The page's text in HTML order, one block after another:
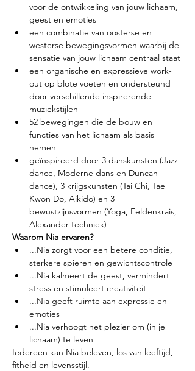
voor de ontwikkeling van jouw lichaam,
geest en emoties
een combinatie van oosterse en
westerse bewegingsvormen waarbij de
sensatie van jouw lichaam centraal staat
een organische en expressieve work-
out op blote voeten en ondersteund
door verschillende inspirerende
muziekstijlen
52 bewegingen die de bouw en
functies van het lichaam als basis
nemen
geïnspireerd door 3 danskunsten (Jazz
dance, Moderne dans en Duncan
dance), 3 krijgskunsten (Tai Chi, Tae
Kwon Do, Aikido) en 3
bewustzijnsvormen (Yoga, Feldenkrais,
Alexander techniek)
Waarom Nia ervaren?
...Nia zorgt voor een betere conditie,
sterkere spieren en gewichtscontrole
...Nia kalmeert de geest, vermindert
stress en stimuleert creativiteit
...Nia geeft ruimte aan expressie en
emoties
...Nia verhoogt het plezier om (in je
lichaam) te leven
Iedereen kan Nia beleven, los van leeftijd,
fitheid en levensstijl.